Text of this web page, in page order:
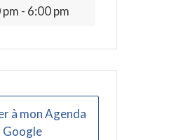
- 6:00 pm
à mon Agenda
Google